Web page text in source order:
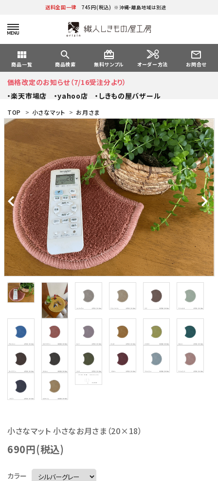
送料全国一律 745円(税込) ※沖縄・離島地域は別途
view_module
商品一覧
search
商品検索
card_giftcard
無料サンプル オーダー方法
mail_outline
お問合せ
価格改定のお知らせ（7/16受注分より）
・楽天市場店
・yahoo店 ・しきもの屋バザール
TOP > 小さなマット > お月さま
小さなマット 小さなお月さま（20×18）
690円(税込)
カラー